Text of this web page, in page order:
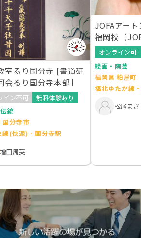
室るり国分寺 [書道研
会るり国分寺本部］
イン不可
無料体験あり
統
国分寺市
線(快速)・国分寺駅
増田周英
JOFAアー
福岡校（
オンライン可
絵画・陶芸
福岡県 粕屋町
福北ゆたか線
松尾まさ